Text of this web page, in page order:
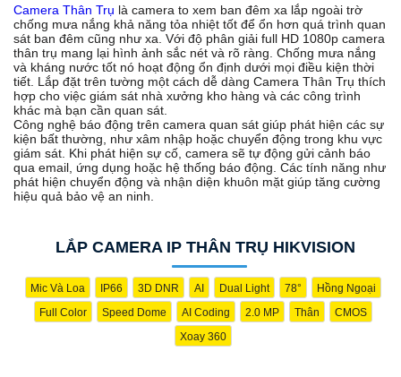
'
Camera Thân Trụ là camera to xem ban đêm xa lắp ngoài trờ
chống mưa nắng khả năng tỏa nhiệt tốt để ổn hơn quá trình quan
sát ban đêm cũng như xa. Với độ phân giải full HD 1080p camera
thân trụ mang lại hình ảnh sắc nét và rõ ràng. Chống mưa nắng
và kháng nước tốt nó hoạt động ổn định dưới mọi điều kiện thời
tiết. Lắp đặt trên tường một cách dễ dàng Camera Thân Trụ thích
hợp cho việc giám sát nhà xưởng kho hàng và các công trình
khác mà bạn cần quan sát.
Công nghệ báo động trên camera quan sát giúp phát hiện các sự
kiện bất thường, như xâm nhập hoặc chuyển động trong khu vực
giám sát. Khi phát hiện sự cố, camera sẽ tự động gửi cảnh báo
qua email, ứng dụng hoặc hệ thống báo động. Các tính năng như
phát hiện chuyển động và nhận diện khuôn mặt giúp tăng cường
hiệu quả bảo vệ an ninh.
LẮP CAMERA IP THÂN TRỤ HIKVISION
Mic Và Loa IP66 3D DNR AI Dual Light 78°
Hồng Ngoại
Full Color
Speed Dome AI Coding 2.0 MP Thân
CMOS
Xoay 360